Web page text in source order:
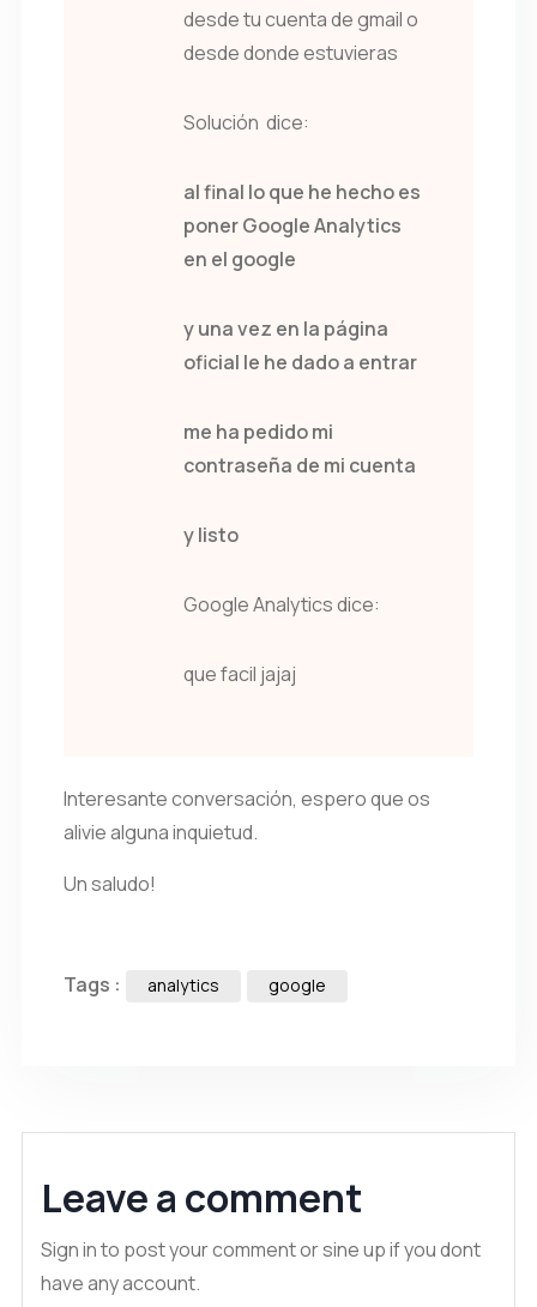
desde tu cuenta de gmail o
desde donde estuvieras
Solución dice:
al final lo que he hecho es
poner Google Analytics
en el google
y una vez en la página
oficial le he dado a entrar
me ha pedido mi
contraseña de mi cuenta
y listo
Google Analytics dice:
que facil jajaj
Interesante conversación, espero que os
alivie alguna inquietud.
Un saludo!
Tags : analytics google
Leave a comment
Sign in to post your comment or sine up if you dont
have any account.